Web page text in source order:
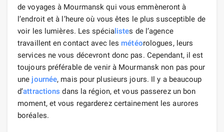
de voyages à Mourmansk qui vous emmèneront à
l’endroit et à l’heure où vous êtes le plus susceptible de
voir les lumières. Les spécialistes de l’agence
travaillent en contact avec les météorologues, leurs
services ne vous décevront donc pas. Cependant, il est
toujours préférable de venir à Mourmansk non pas pour
une journée, mais pour plusieurs jours. Il y a beaucoup
d’attractions dans la région, et vous passerez un bon
moment, et vous regarderez certainement les aurores
boréales.